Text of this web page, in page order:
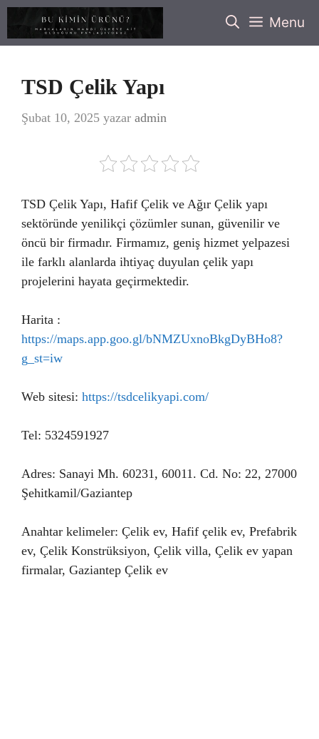
İçeriğe
Menu
TSD Çelik Yapı
Şubat 10, 2025 yazar admin
TSD Çelik Yapı, Hafif Çelik ve Ağır Çelik yapı
sektöründe yenilikçi çözümler sunan, güvenilir ve
öncü bir firmadır. Firmamız, geniş hizmet yelpazesi
ile farklı alanlarda ihtiyaç duyulan çelik yapı
projelerini hayata geçirmektedir.
Harita :
https://maps.app.goo.gl/bNMZUxnoBkgDyBHo8?
g_st=iw
Web sitesi: https://tsdcelikyapi.com/
Tel: 5324591927
Adres: Sanayi Mh. 60231, 60011. Cd. No: 22, 27000
Şehitkamil/Gaziantep
Anahtar kelimeler: Çelik ev, Hafif çelik ev, Prefabrik
ev, Çelik Konstrüksiyon, Çelik villa, Çelik ev yapan
firmalar, Gaziantep Çelik ev